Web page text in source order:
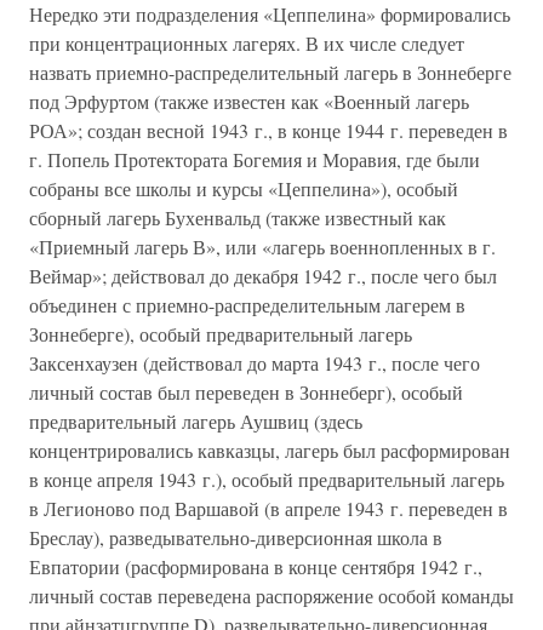
Нередко эти подразделения «Цеппелина» формировались
при концентрационных лагерях. В их числе следует
назвать приемно-распределительный лагерь в Зоннеберге
под Эрфуртом (также известен как «Военный лагерь
РОА»; создан весной 1943 г., в конце 1944 г. переведен в
г. Попель Протектората Богемия и Моравия, где были
собраны все школы и курсы «Цеппелина»), особый
сборный лагерь Бухенвальд (также известный как
«Приемный лагерь В», или «лагерь военнопленных в г.
Веймар»; действовал до декабря 1942 г., после чего был
объединен с приемно-распределительным лагерем в
Зоннеберге), особый предварительный лагерь
Заксенхаузен (действовал до марта 1943 г., после чего
личный состав был переведен в Зоннеберг), особый
предварительный лагерь Аушвиц (здесь
концентрировались кавказцы, лагерь был расформирован
в конце апреля 1943 г.), особый предварительный лагерь
в Легионово под Варшавой (в апреле 1943 г. переведен в
Бреслау), разведывательно-диверсионная школа в
Евпатории (расформирована в конце сентября 1942 г.,
личный состав переведена распоряжение особой команды